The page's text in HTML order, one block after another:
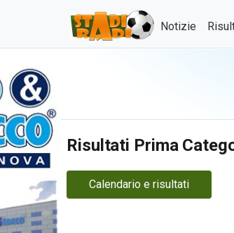
Notizie
Risultati Prima
Calendario e risultati